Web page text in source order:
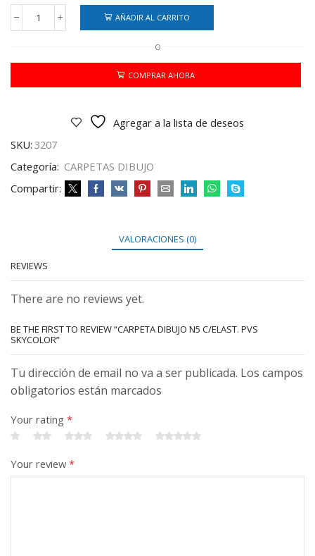
CARPETA
DIBUJO
C/ELAST.
SKYCOLOR
AÑADIR AL CARRITO
O
COMPRAR AHORA
Agregar a la lista de deseos
SKU: 3207
Categoría: CARPETAS DIBUJO
Compartir:
VALORACIONES (0)
REVIEWS
There are no reviews yet.
BE THE FIRST TO REVIEW “CARPETA DIBUJO N5 C/ELAST. PVS
SKYCOLOR”
Tu dirección de email no va a ser publicada. Los campos
obligatorios están marcados
Your rating *
Your review*